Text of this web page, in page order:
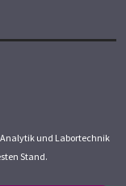
und Labortechnik
Stand.